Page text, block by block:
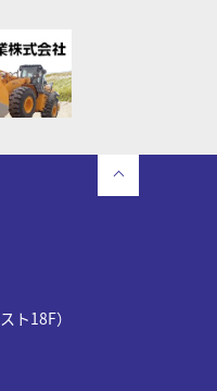
ト18F）